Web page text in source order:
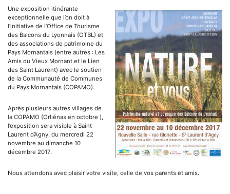
Une exposition itinérante
exceptionnelle que l’on doit à
l’initiative de l’Office de Tourisme
des Balcons du Lyonnais (OTBL) et
des associations de patrimoine du
Pays Mornantais (entre autres : Les
Amis du Vieux Mornant et le Lien
des Saint Laurent) avec le soutien
de la Communauté de Communes
du Pays Mornantais (COPAMO).
Après plusieurs autres villages de
la COPAMO (Orliénas en octobre ),
l’exposition sera visible à Saint
Laurent d’Agny, du mercredi 22
novembre au dimanche 10
décembre 2017.
Nous attendons avec plaisir votre visite, celle de vos parents et amis.